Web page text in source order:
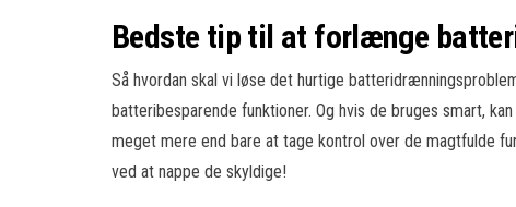
Bedste tip til at forlænge
Så hvordan skal vi løse det hurtige
batteribesparende funktioner. Og hvis de bruges smart,
meget mere end bare at tage kontrol over de magtfulde
ved at nappe de skyldige!